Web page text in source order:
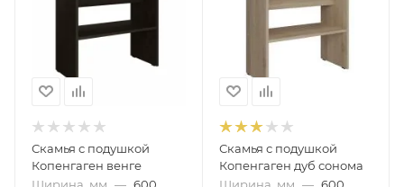
Скамья с подушкой
Копенгаген венге
Ширина, мм — 600
Скамья с подушкой
Копенгаген дуб сонома
Ширина, мм — 600